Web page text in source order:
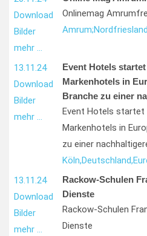
Download
Bilder
mehr …
Onlinemag
Amrum;
13.11.24
Download
Bilder
mehr …
Event Hotels
Markenhotels in
Branche zu einer
Event Hotels startet
Markenhotels in
zu einer
Köln,Deutschland,
13.11.24
Download
Bilder
mehr …
Rackow-Schulen
Dienste
Rackow-Schulen
Dienste